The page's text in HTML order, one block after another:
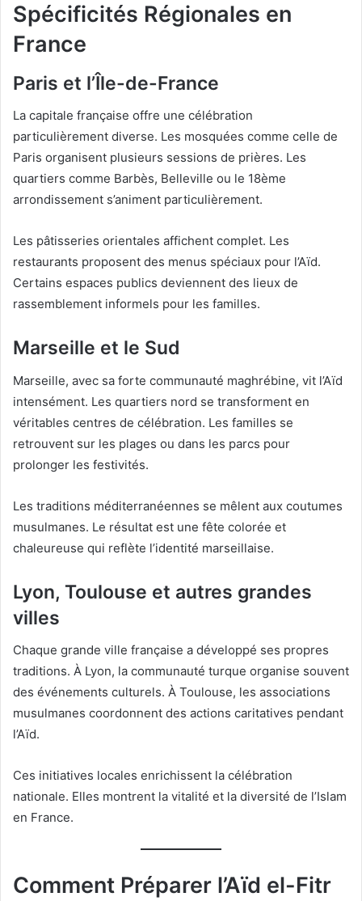
Spécificités Régionales en
France
Paris et l’Île-de-France
La capitale française offre une célébration
particulièrement diverse. Les mosquées comme celle de
Paris organisent plusieurs sessions de prières. Les
quartiers comme Barbès, Belleville ou le 18ème
arrondissement s’animent particulièrement.
Les pâtisseries orientales affichent complet. Les
restaurants proposent des menus spéciaux pour l’Aïd.
Certains espaces publics deviennent des lieux de
rassemblement informels pour les familles.
Marseille et le Sud
Marseille, avec sa forte communauté maghrébine, vit l’Aïd
intensément. Les quartiers nord se transforment en
véritables centres de célébration. Les familles se
retrouvent sur les plages ou dans les parcs pour
prolonger les festivités.
Les traditions méditerranéennes se mêlent aux coutumes
musulmanes. Le résultat est une fête colorée et
chaleureuse qui reflète l’identité marseillaise.
Lyon, Toulouse et autres grandes
villes
Chaque grande ville française a développé ses propres
traditions. À Lyon, la communauté turque organise souvent
des événements culturels. À Toulouse, les associations
musulmanes coordonnent des actions caritatives pendant
l’Aïd.
Ces initiatives locales enrichissent la célébration
nationale. Elles montrent la vitalité et la diversité de l’Islam
en France.
Comment Préparer l’Aïd el-Fitr